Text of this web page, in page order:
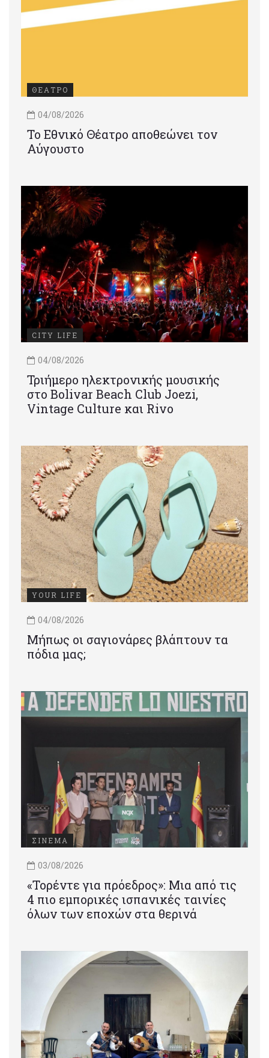
ΘΕΑΤΡΟ
04/08/2026
Το Εθνικό Θέατρο αποθεώνει τον
Αύγουστο
CITY LIFE
04/08/2026
Τριήμερο ηλεκτρονικής μουσικής
στο Bolivar Beach Club Joezi,
Vintage Culture και Rivo
YOUR LIFE
04/08/2026
Μήπως οι σαγιονάρες βλάπτουν τα
πόδια μας;
ΣΙΝΕΜΑ
03/08/2026
«Τορέντε για πρόεδρος»: Mια από τις
4 πιο εμπορικές ισπανικές ταινίες
όλων των εποχών στα θερινά